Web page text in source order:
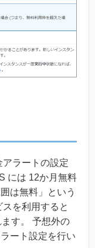
ラートの設定
には 12か月無料
は無料」という
を利用すると
す。 予想外の
ート設定を行い